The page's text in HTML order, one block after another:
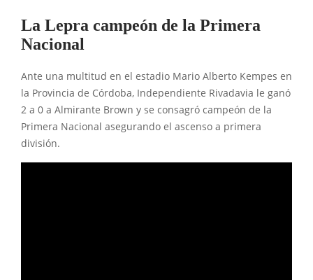
La Lepra campeón de la Primera
Nacional
Ante una multitud en el estadio Mario Alberto Kempes en
la Provincia de Córdoba, Independiente Rivadavia le ganó
2 a 0 a Almirante Brown y se consagró campeón de la
Primera Nacional asegurando el ascenso a primera
división.